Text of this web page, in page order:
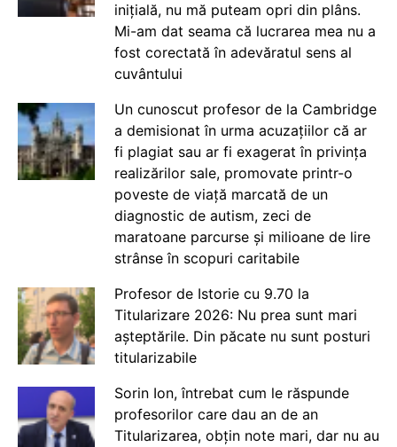
inițială, nu mă puteam opri din plâns.
Mi-am dat seama că lucrarea mea nu a
fost corectată în adevăratul sens al
cuvântului
Un cunoscut profesor de la Cambridge
a demisionat în urma acuzațiilor că ar
fi plagiat sau ar fi exagerat în privința
realizărilor sale, promovate printr-o
poveste de viață marcată de un
diagnostic de autism, zeci de
maratoane parcurse și milioane de lire
strânse în scopuri caritabile
Profesor de Istorie cu 9.70 la
Titularizare 2026: Nu prea sunt mari
așteptările. Din păcate nu sunt posturi
titularizabile
Sorin Ion, întrebat cum le răspunde
profesorilor care dau an de an
Titularizarea, obțin note mari, dar nu au